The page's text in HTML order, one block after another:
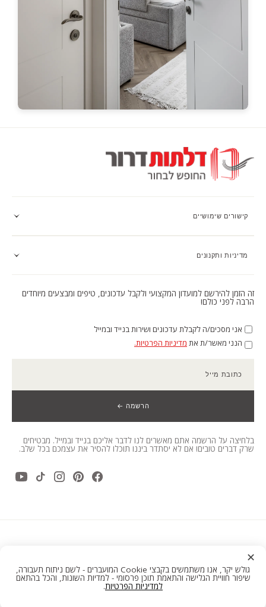
קישורים שימושיים
מדיניות ותקנונים
זה הזמן להירשם למועדון המקצועי ולקבל עדכונים, טיפים ומבצעים מיוחדים
הרבה לפני כולם!
אני מסכים/ה לקבלת עדכונים ושירות בנייד ובמייל
הנני מאשר/ת את מדיניות הפרטיות.
כתובת מייל
הרשמה ←
בלחיצה על הרשמה אתם מאשרים לנו לדבר אליכם בנייד ובמייל. מבטיחים
שרק דברים טובים! אם לא יסתדר ביננו תוכלו להסיר את עצמכם בכל שלב.
סניפים צרו קשר
✕
גולש יקר, אנו משתמשים בקבצי Cookie המועברים - לשם ניתוח תעבורה,
שיפור חוויית הגלישה והתאמת תוכן פרסומי - למדיות השונות, והכל בהתאם
למדיניות הפרטיות.